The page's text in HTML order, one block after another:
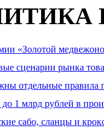
«Золотой
сценарии рынка
отдельные правила
1 млрд рублей в
сабо, сланцы и